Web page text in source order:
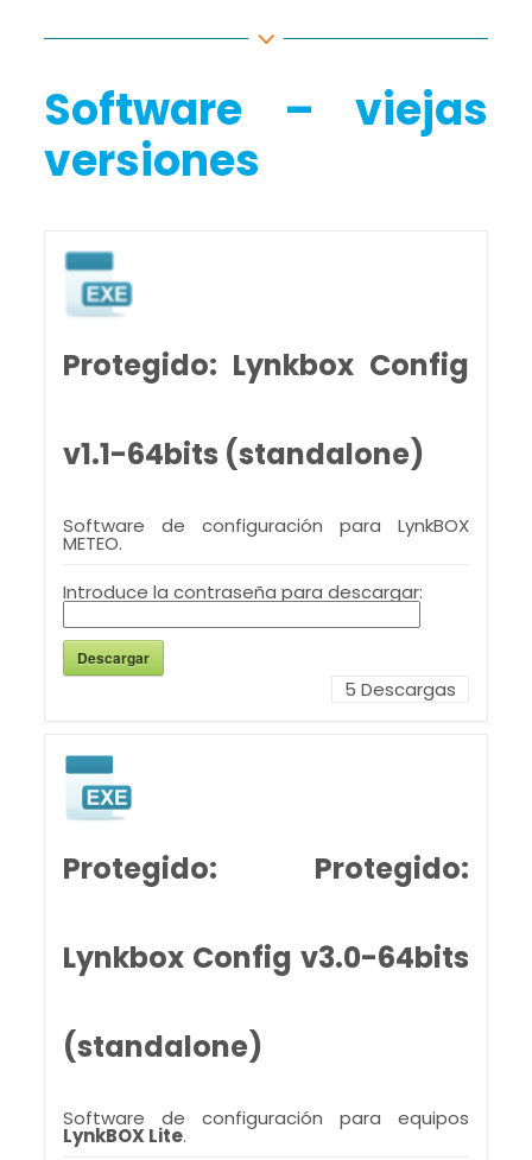
Software – viejas
versiones
Protegido: Lynkbox Config
v1.1-64bits (standalone)
Software de configuración para LynkBOX
METEO.
Introduce la contraseña para descargar:
Descargar
5 Descargas
Protegido: Protegido:
Lynkbox Config v3.0-64bits
(standalone)
Software de configuración para equipos
LynkBOX Lite.